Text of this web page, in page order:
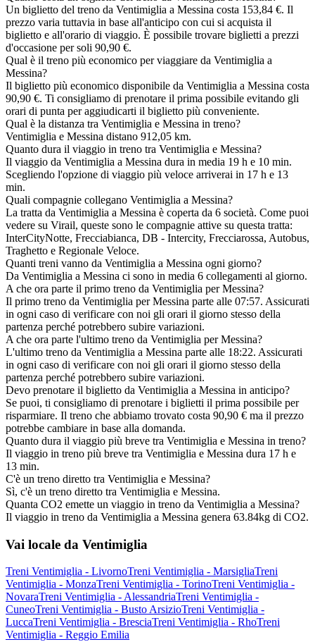
Un biglietto del treno da Ventimiglia a Messina costa 153,84 €. Il
prezzo varia tuttavia in base all'anticipo con cui si acquista il
biglietto e all'orario di viaggio. È possibile trovare biglietti a prezzi
d'occasione per soli 90,90 €.
Qual è il treno più economico per viaggiare da Ventimiglia a
Messina?
Il biglietto più economico disponibile da Ventimiglia a Messina costa
90,90 €. Ti consigliamo di prenotare il prima possibile evitando gli
orari di punta per aggiudicarti il biglietto più conveniente.
Qual è la distanza tra Ventimiglia e Messina in treno?
Ventimiglia e Messina distano 912,05 km.
Quanto dura il viaggio in treno tra Ventimiglia e Messina?
Il viaggio da Ventimiglia a Messina dura in media 19 h e 10 min.
Scegliendo l'opzione di viaggio più veloce arriverai in 17 h e 13
min.
Quali compagnie collegano Ventimiglia a Messina?
La tratta da Ventimiglia a Messina è coperta da 6 società. Come puoi
vedere su Virail, queste sono le compagnie attive su questa tratta:
InterCityNotte, Frecciabianca, DB - Intercity, Frecciarossa, Autobus,
Traghetto e Regionale Veloce.
Quanti treni vanno da Ventimiglia a Messina ogni giorno?
Da Ventimiglia a Messina ci sono in media 6 collegamenti al giorno.
A che ora parte il primo treno da Ventimiglia per Messina?
Il primo treno da Ventimiglia per Messina parte alle 07:57. Assicurati
in ogni caso di verificare con noi gli orari il giorno stesso della
partenza perché potrebbero subire variazioni.
A che ora parte l'ultimo treno da Ventimiglia per Messina?
L'ultimo treno da Ventimiglia a Messina parte alle 18:22. Assicurati
in ogni caso di verificare con noi gli orari il giorno stesso della
partenza perché potrebbero subire variazioni.
Devo prenotare il biglietto da Ventimiglia a Messina in anticipo?
Se puoi, ti consigliamo di prenotare i biglietti il prima possibile per
risparmiare. Il treno che abbiamo trovato costa 90,90 € ma il prezzo
potrebbe cambiare in base alla domanda.
Quanto dura il viaggio più breve tra Ventimiglia e Messina in treno?
Il viaggio in treno più breve tra Ventimiglia e Messina dura 17 h e
13 min.
C'è un treno diretto tra Ventimiglia e Messina?
Sì, c'è un treno diretto tra Ventimiglia e Messina.
Quanta CO2 emette un viaggio in treno da Ventimiglia a Messina?
Il viaggio in treno da Ventimiglia a Messina genera 63.84kg di CO2.
Vai locale da Ventimiglia
Treni Ventimiglia - LivornoTreni Ventimiglia - MarsigliaTreni
Ventimiglia - MonzaTreni Ventimiglia - TorinoTreni Ventimiglia -
NovaraTreni Ventimiglia - AlessandriaTreni Ventimiglia -
CuneoTreni Ventimiglia - Busto ArsizioTreni Ventimiglia -
LuccaTreni Ventimiglia - BresciaTreni Ventimiglia - RhoTreni
Ventimiglia - Reggio Emilia